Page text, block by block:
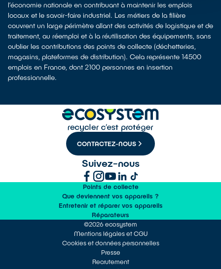
l’économie nationale en contribuant à maintenir les emplois
locaux et le savoir-faire industriel. Les métiers de la filière
couvrent un large périmètre allant des activités de logistique et de
traitement, au réemploi et à la réutilisation des équipements, sans
oublier les contributions des points de collecte (déchetteries,
magasins, plateformes de distribution). Cela représente 14500
emplois en France, dont 2100 personnes en insertion
professionnelle.
CONTACTEZ-NOUS
Suivez-nous
Points de collecte
Que deviennent vos appareils ?
Entretenir et réparer vos appareils
Réparateurs
©2026 ecosystem
Mentions légales et CGU
Cookies et données personnelles
Presse
Recrutement